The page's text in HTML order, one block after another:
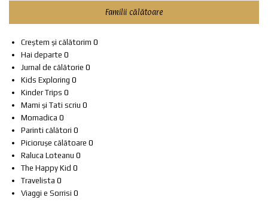
Familii călătoare
Creștem și călătorim 0
Hai departe 0
Jurnal de călătorie 0
Kids Exploring 0
Kinder Trips 0
Mami și Tati scriu 0
Momadica 0
Parinti călători 0
Piciorușe călătoare 0
Raluca Loteanu 0
The Happy Kid 0
Travelista 0
Viaggi e Sorrisi 0